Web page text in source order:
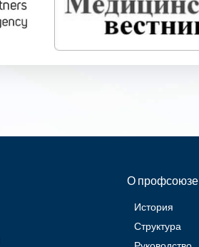
О профсоюзе
История
Структура